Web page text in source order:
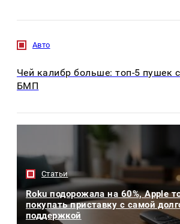
Авто
Чей калибр больше: топ-5 пушек
БМП
Статьи
Roku подорожала на 60%, Apple
покупать приставку с самой
поддержкой